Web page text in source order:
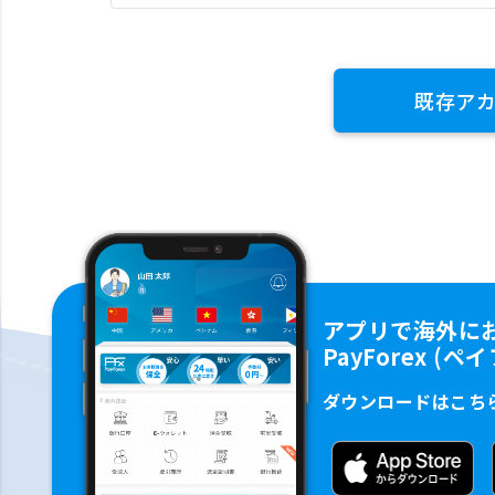
既存ア
アプリで海外に
PayForex (ペイ
ダウンロードはこち